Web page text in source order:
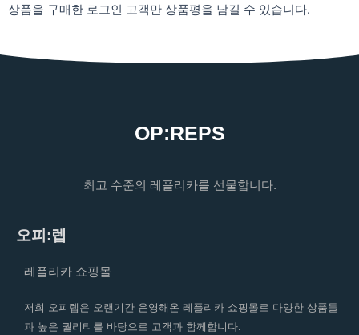
상품을 구매한 로그인 고객만 상품평을 남길 수 있습니다.
OP:REPS
최고 수준의 레플리카를 선물합니다.
오피:렙
레플리카 쇼핑몰
저희 오피렙은 오랜기간 운영해온 레플리카 쇼핑몰로 다양한 상품들
과 높은 퀄리티를 바탕으로 고객과 함께합니다.